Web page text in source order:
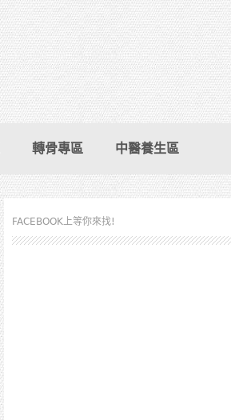
轉骨專區 中醫養生區
FACEBOOK上等你來找!